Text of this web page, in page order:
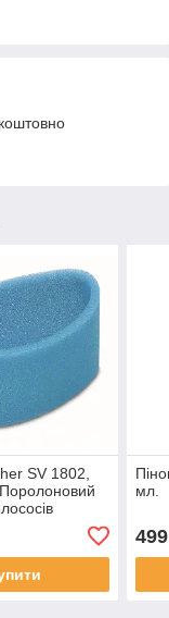
SV 1802,
мл.
499